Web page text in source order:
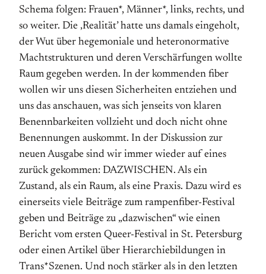
Schema folgen: Frauen*, Männer*, links, rechts, und
so weiter. Die ‚Realität’ hatte uns damals eingeholt,
der Wut über hegemoniale und heteronormative
Machtstrukturen und deren Verschärfungen wollte
Raum gegeben werden. In der kommenden fiber
wollen wir uns diesen Sicherheiten entziehen und
uns das anschauen, was sich jenseits von klaren
Benennbarkeiten vollzieht und doch nicht ohne
Benennungen auskommt. In der Diskussion zur
neuen Ausgabe sind wir immer wieder auf eines
zurück gekommen: DAZWISCHEN. Als ein
Zustand, als ein Raum, als eine Praxis. Dazu wird es
einerseits viele Beiträge zum rampenfiber-Festival
geben und Beiträge zu „dazwischen“ wie einen
Bericht vom ersten Queer-Festival in St. Petersburg
oder einen Artikel über Hierarchiebildungen in
Trans*Szenen. Und noch stärker als in den letzten